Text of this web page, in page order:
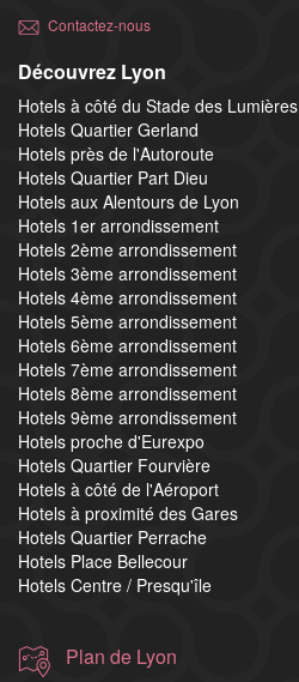
Contactez-nous
Découvrez Lyon
Hotels à côté du Stade des Lumières
Hotels Quartier Gerland
Hotels près de l'Autoroute
Hotels Quartier Part Dieu
Hotels aux Alentours de Lyon
Hotels 1er arrondissement
Hotels 2ème arrondissement
Hotels 3ème arrondissement
Hotels 4ème arrondissement
Hotels 5ème arrondissement
Hotels 6ème arrondissement
Hotels 7ème arrondissement
Hotels 8ème arrondissement
Hotels 9ème arrondissement
Hotels proche d'Eurexpo
Hotels Quartier Fourvière
Hotels à côté de l'Aéroport
Hotels à proximité des Gares
Hotels Quartier Perrache
Hotels Place Bellecour
Hotels Centre / Presqu'île
Plan de Lyon